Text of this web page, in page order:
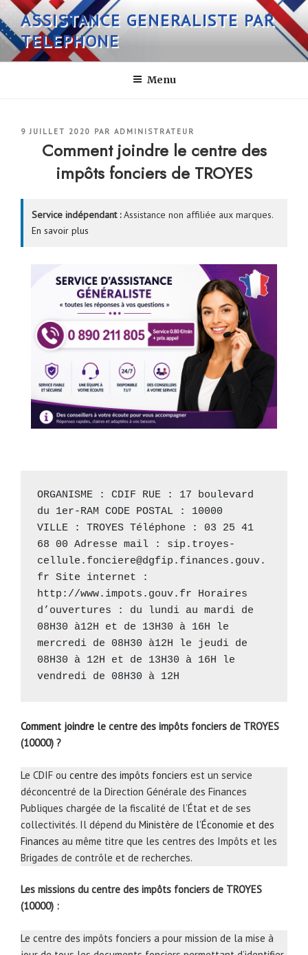
Aller
au
contenu
principal
ASSISTANCE GENERALISTE PAR
TELEPHONE
Menu
PUBLIÉ
9 JUILLET 2020 PAR ADMINISTRATEUR
Comment joindre le centre des
impôts fonciers de TROYES
Service indépendant :Assistance non affiliée aux marques.
En savoir plus
ORGANISME : CDIF RUE : 17 boulevard
du 1er-RAM CODE POSTAL : 10000
VILLE : TROYES Téléphone : 03 25 41
68 00 Adresse mail : sip.troyes-
cellule.fonciere@dgfip.finances.gouv.
fr
http://www.impots.gouv.fr Horaires
d’ouvertures : du lundi au mardi de
08H30 à12H et de 13H30 à 16H le
mercredi de 08H30 à12H le jeudi de
08H30 à 12H et de 13H30 à 16H le
vendredi de 08H30 à 12H
Comment joindre le centre des impôts fonciers de TROYES
(10000) ?
Le CDIF ou centre des impôts fonciers est un service
déconcentré de la Direction Générale des Finances
Publiques chargée de la fiscalité de l’État et de ses
collectivités. Il dépend du Ministère de l’Économie et des
Finances au même titre que les centres des Impôts et les
Brigades de contrôle et de recherches.
Les missions du centre des impôts fonciers de TROYES
(10000) :
Le centre des impôts fonciers a pour mission de la mise à